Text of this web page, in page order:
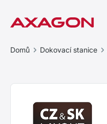
Domů Dokovací stanice